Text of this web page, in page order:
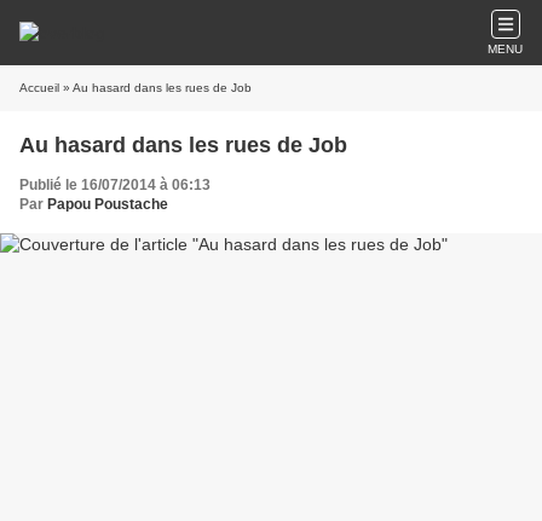
MENU
Accueil » Au hasard dans les rues de Job
Au hasard dans les rues de Job
Publié le 16/07/2014 à 06:13
Par Papou Poustache